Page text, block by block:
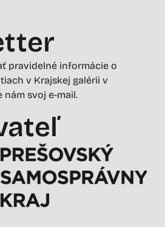
pravidelné informácie o
v Krajskej galérii v
nám svoj e-mail.